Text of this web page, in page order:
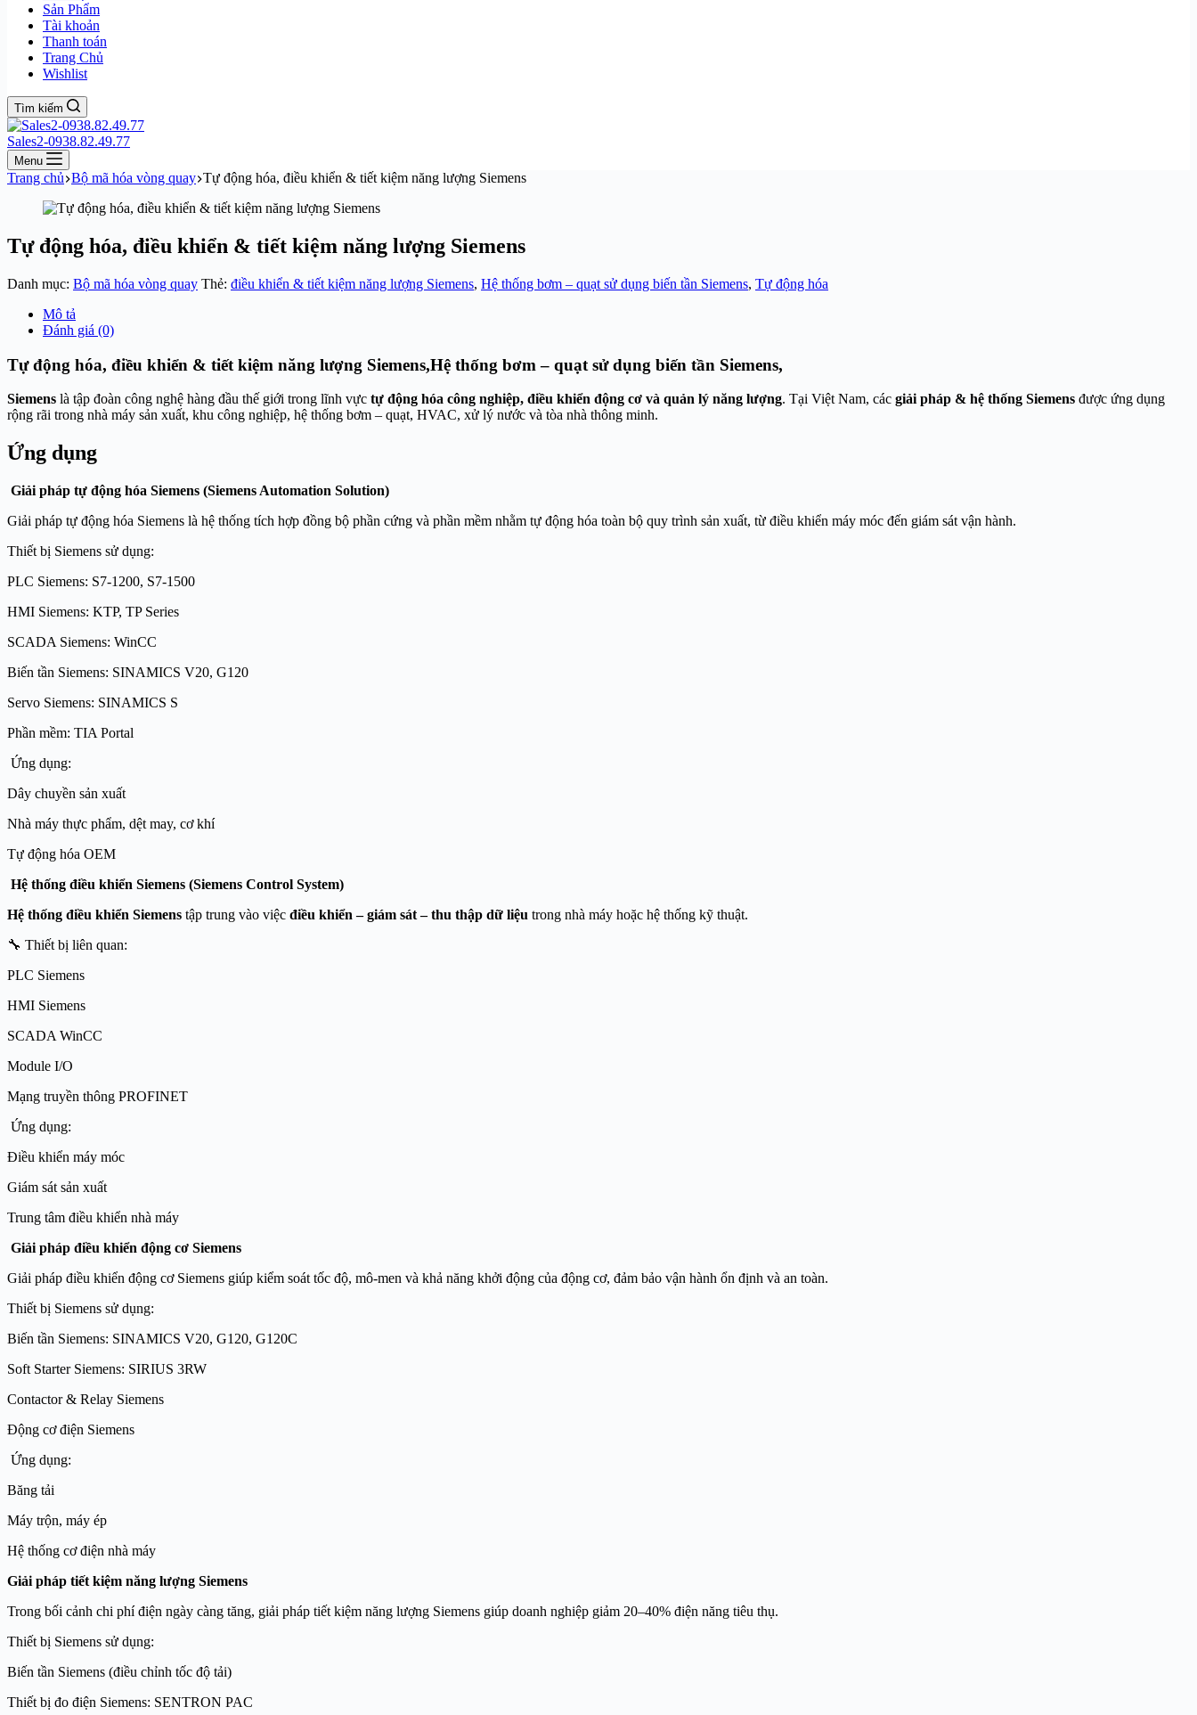
Sản Phẩm
Tài khoản
Thanh toán
Trang Chủ
Wishlist
Tìm kiếm
Sales2-0938.82.49.77
Menu
Trang chủ Bộ mã hóa vòng quay Tự động hóa, điều khiển & tiết kiệm năng lượng Siemens
Tự động hóa, điều khiển & tiết kiệm năng lượng Siemens
Danh mục: Bộ mã hóa vòng quay Thẻ: điều khiển & tiết kiệm năng lượng Siemens, Hệ thống bơm – quạt sử dụng biến tần Siemens, Tự động hóa
Mô tả
Đánh giá (0)
Tự động hóa, điều khiển & tiết kiệm năng lượng Siemens,Hệ thống bơm – quạt sử dụng biến tần Siemens,
Siemens là tập đoàn công nghệ hàng đầu thế giới trong lĩnh vực tự động hóa công nghiệp, điều khiển động cơ và quản lý năng lượng. Tại Việt Nam, các giải pháp & hệ thống Siemens được ứng dụng
rộng rãi trong nhà máy sản xuất, khu công nghiệp, hệ thống bơm – quạt, HVAC, xử lý nước và tòa nhà thông minh.
Ứng dụng
Giải pháp tự động hóa Siemens (Siemens Automation Solution)
Giải pháp tự động hóa Siemens là hệ thống tích hợp đồng bộ phần cứng và phần mềm nhằm tự động hóa toàn bộ quy trình sản xuất, từ điều khiển máy móc đến giám sát vận hành.
Thiết bị Siemens sử dụng:
PLC Siemens: S7-1200, S7-1500
HMI Siemens: KTP, TP Series
SCADA Siemens: WinCC
Biến tần Siemens: SINAMICS V20, G120
Servo Siemens: SINAMICS S
Phần mềm: TIA Portal
Ứng dụng:
Dây chuyền sản xuất
Nhà máy thực phẩm, dệt may, cơ khí
Tự động hóa OEM
Hệ thống điều khiển Siemens (Siemens Control System)
Hệ thống điều khiển Siemens tập trung vào việc điều khiển – giám sát – thu thập dữ liệu trong nhà máy hoặc hệ thống kỹ thuật.
🔧 Thiết bị liên quan:
PLC Siemens
HMI Siemens
SCADA WinCC
Module I/O
Mạng truyền thông PROFINET
Ứng dụng:
Điều khiển máy móc
Giám sát sản xuất
Trung tâm điều khiển nhà máy
Giải pháp điều khiển động cơ Siemens
Giải pháp điều khiển động cơ Siemens giúp kiểm soát tốc độ, mô-men và khả năng khởi động của động cơ, đảm bảo vận hành ổn định và an toàn.
Thiết bị Siemens sử dụng:
Biến tần Siemens: SINAMICS V20, G120, G120C
Soft Starter Siemens: SIRIUS 3RW
Contactor & Relay Siemens
Động cơ điện Siemens
Ứng dụng:
Băng tải
Máy trộn, máy ép
Hệ thống cơ điện nhà máy
Giải pháp tiết kiệm năng lượng Siemens
Trong bối cảnh chi phí điện ngày càng tăng, giải pháp tiết kiệm năng lượng Siemens giúp doanh nghiệp giảm 20–40% điện năng tiêu thụ.
Thiết bị Siemens sử dụng:
Biến tần Siemens (điều chỉnh tốc độ tải)
Thiết bị đo điện Siemens: SENTRON PAC